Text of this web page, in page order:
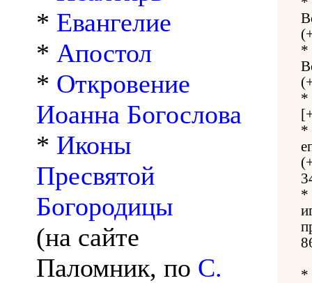
* Евангелие
* Апостол
* Откровение
Иоанна Богослова
* Иконы
Пресвятой
Богородицы
(на сайте
Паломник, по С.
*
*
*
*
*